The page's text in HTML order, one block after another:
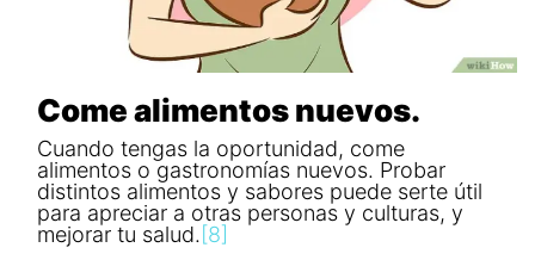
Come alimentos nuevos.
Cuando tengas la oportunidad, come
alimentos o gastronomías nuevos. Probar
distintos alimentos y sabores puede serte útil
para apreciar a otras personas y culturas, y
mejorar tu salud.[8]